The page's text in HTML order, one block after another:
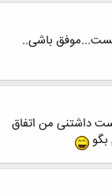
باشی..
داشتنی من اتفاق